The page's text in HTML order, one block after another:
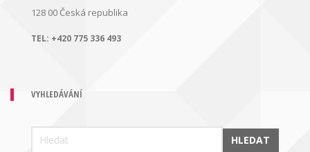
128 00 Česká republika
TEL: +420 775 336 493
VYHLEDÁVÁNÍ
HLEDAT